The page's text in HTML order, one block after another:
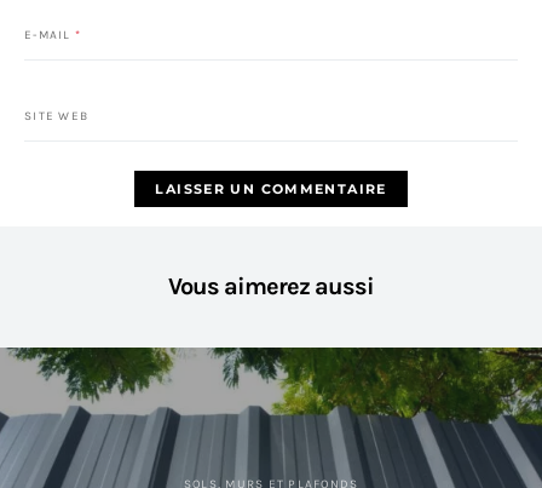
E-MAIL *
SITE WEB
Vous aimerez aussi
SOLS, MURS ET PLAFONDS